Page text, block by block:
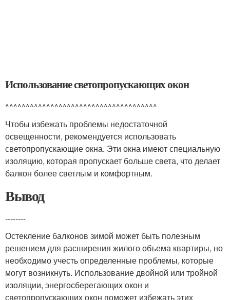
Использование светопропускающих окон
^^^^^^^^^^^^^^^^^^^^^^^^^^^^^^^^^^^^^
Чтобы избежать проблемы недостаточной
освещенности, рекомендуется использовать
светопропускающие окна. Эти окна имеют специальную
изоляцию, которая пропускает больше света, что делает
балкон более светлым и комфортным.
Вывод
--------
Остекление балконов зимой может быть полезным
решением для расширения жилого объема квартиры, но
необходимо учесть определенные проблемы, которые
могут возникнуть. Использование двойной или тройной
изоляции, энергосберегающих окон и
светопропускающих окон поможет избежать этих